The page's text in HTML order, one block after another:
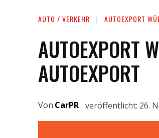
AUTO / VERKEHR AUTOEXPORT
AUTOEXPORT
AUTOEXPORT
Von CarPR veröffentlicht: 26.